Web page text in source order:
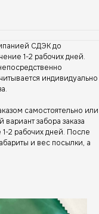
СДЭК до
1-2 рабочих дней.
индивидуально
самостоятельно или
вариант забора заказа
2 рабочих дней. После
и вес посылки, а